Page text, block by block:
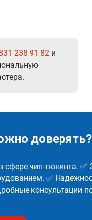
238 91 82 и
доверять?
сфере чип-тюнинга.
✅
консультации